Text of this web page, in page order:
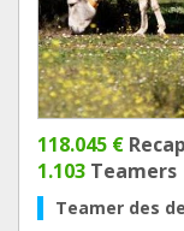
118.045 €
1.103 Teamers
Teamer des